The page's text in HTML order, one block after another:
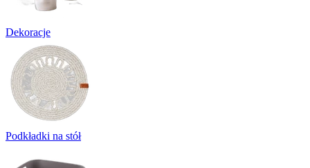
Dekoracje
Podkładki na stół